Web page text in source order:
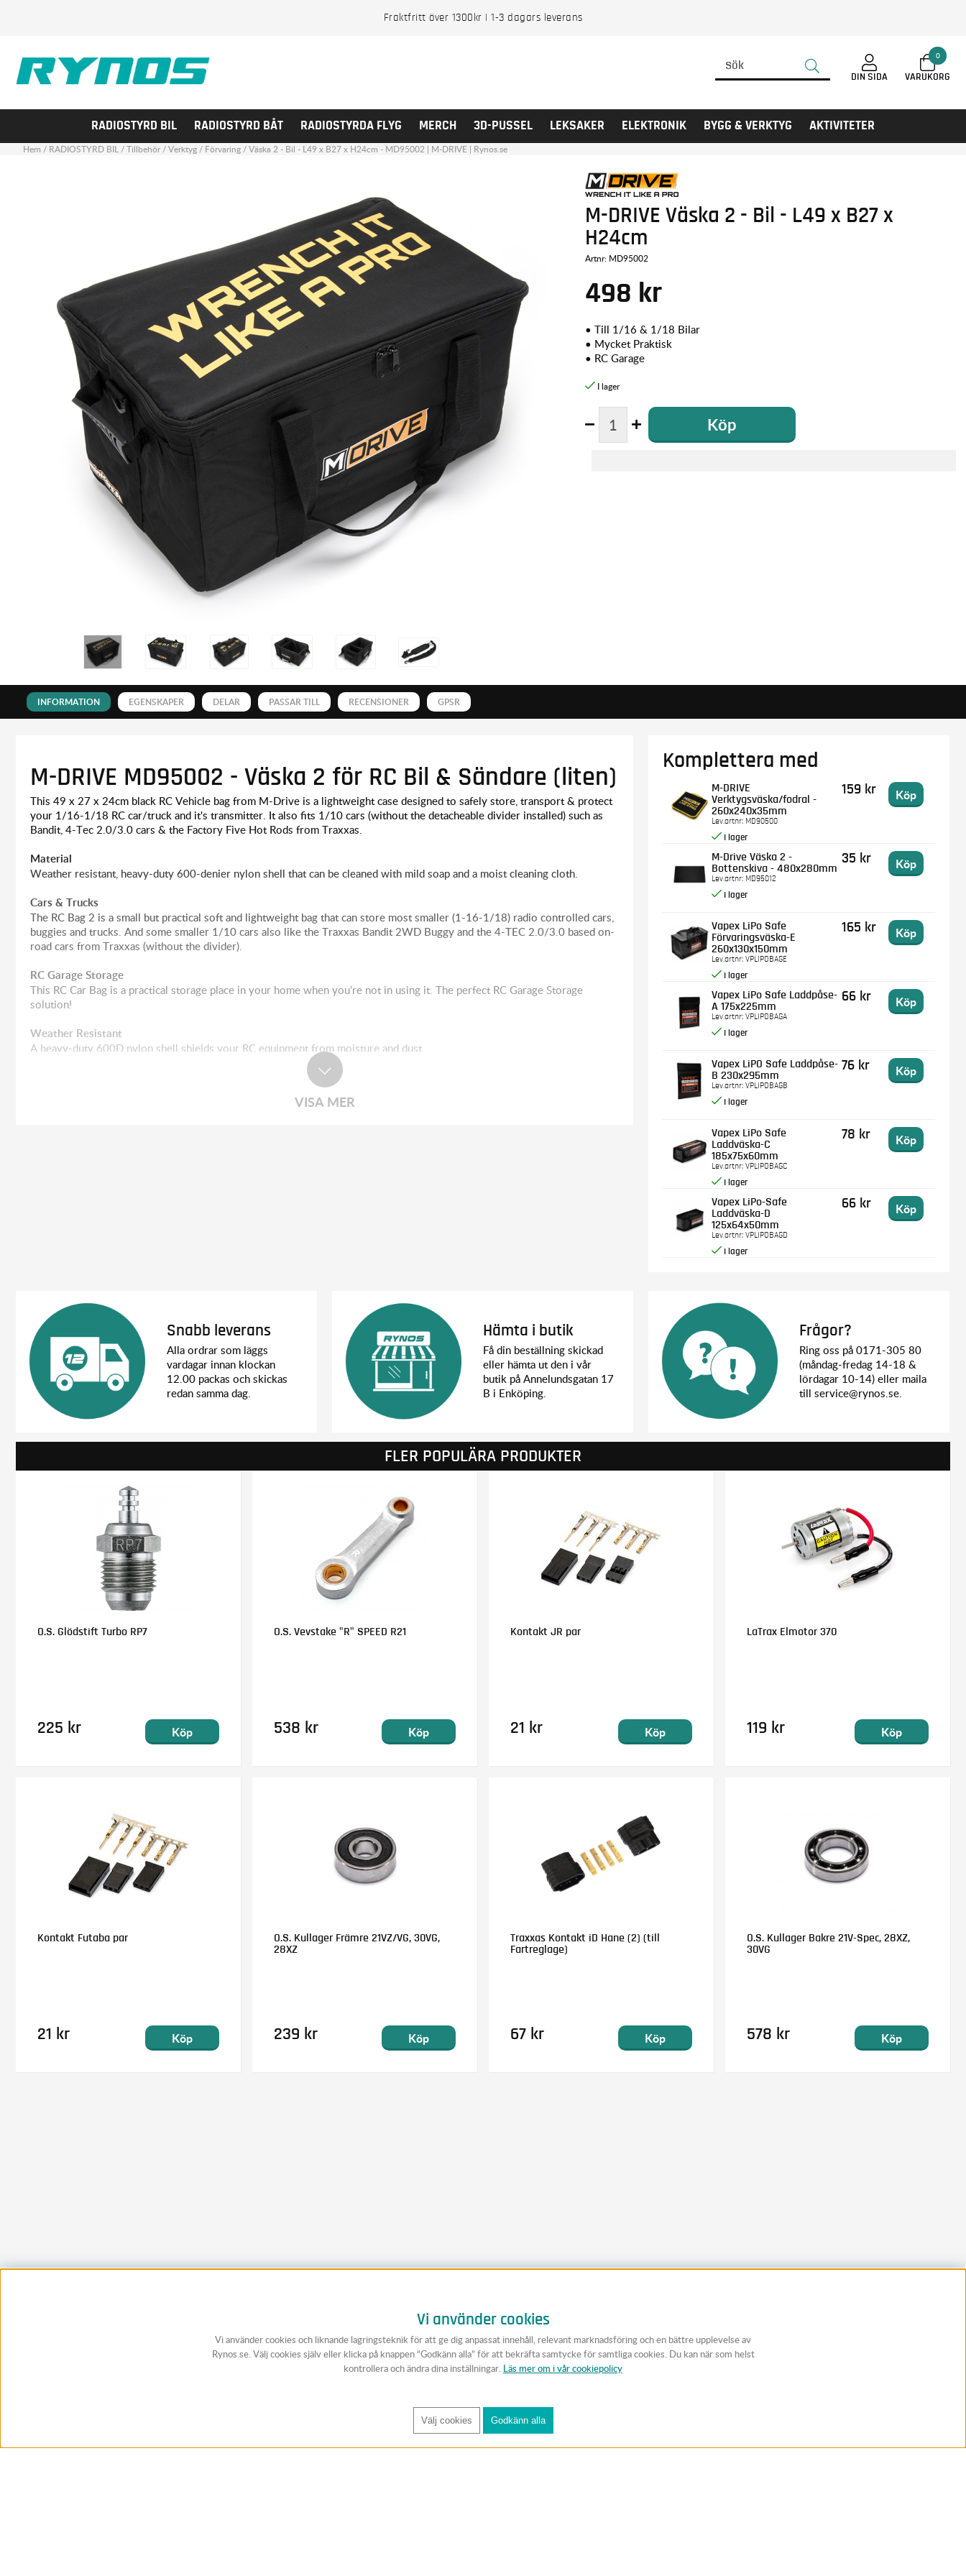
Fraktfritt över 1300kr | 1-3 dagars leverans
0
DIN SIDA
RADIOSTYRD BIL RADIOSTYRD BÅT RADIOSTYRDA FLYG MERCH 3D-PUSSEL LEKSAKER ELEKTRONIK BYGG & VERKTYG AKTIVITETER
Hem / RADIOSTYRD BIL/Tillbehör/Verktyg/ Förvaring/Väska 2 - Bil - L49 x B27 x H24cm - MD95002 | M-DRIVE | Rynos.se
M-DRIVE Väska 2 - Bil - L49 x B27 x
H24cm
Artnr: MD95002
498 kr
• Till 1/16 & 1/18 Bilar
• Mycket Praktisk
• RC Garage
Köp
INFORMATION EGENSKAPER DELAR PASSAR TILL RECENSIONER GPSR
M-DRIVE MD95002 - Väska 2 för RC Bil & Sändare (liten)
This 49 x 27 x 24cm black RC Vehicle bag from M-Drive is a lightweight case designed to safely store, transport & protect
your 1/16-1/18 RC car/truck and it's transmitter. It also fits 1/10 cars (without the detacheable divider installed) such as
Bandit, 4-Tec 2.0/3.0 cars & the Factory Five Hot Rods from Traxxas.
Material
Weather resistant, heavy-duty 600-denier nylon shell that can be cleaned with mild soap and a moist cleaning cloth.
Cars & Trucks
The RC Bag 2 is a small but practical soft and lightweight bag that can store most smaller (1-16-1/18) radio controlled cars,
buggies and trucks. And some smaller 1/10 cars also like the Traxxas Bandit 2WD Buggy and the 4-TEC 2.0/3.0 based on-
road cars from Traxxas (without the divider).
RC Garage Storage
This RC Car Bag is a practical storage place in your home when you’re not in using it. The perfect RC Garage Storage
solution!
Weather Resistant
A heavy-duty 600D nylon shell shields your RC equipment from moisture and dust.
The removable, easily adjustable shoulder strap includes a cushioned shoulder pad for comfort.
Secondary area: 11.5 x 27 x 24cm
VISA MER
Komplettera med
M-DRIVE
Verktygsväska/fodral -
260x240x35mm
Lev.artnr: MD90500
159 kr Köp
M-Drive Väska 2 -
Bottenskiva - 480x280mm
Lev.artnr: MD95012
35 kr Köp
Vapex LiPo Safe
Förvaringsväska-E
260x130x150mm
Lev.artnr: VPLIPOBAGE
165 kr Köp
Vapex LiPo Safe Laddpåse-
A 175x225mm
Lev.artnr: VPLIPOBAGA
66 kr Köp
Vapex LiPO Safe Laddpåse-
B 230x295mm
Lev.artnr: VPLIPOBAGB
76 kr Köp
Vapex LiPo Safe
Laddväska-C
185x75x60mm
Lev.artnr: VPLIPOBAGC
78 kr Köp
Vapex LiPo-Safe
Laddväska-D
125x64x50mm
Lev.artnr: VPLIPOBAGD
66 kr Köp
Snabb leverans
Alla ordrar som läggs
vardagar innan klockan
12.00 packas och skickas
redan samma dag.
Hämta i butik
Få din beställning skickad
eller hämta ut den i vår
butik på Annelundsgatan 17
B i Enköping.
Frågor?
Ring oss på 0171-305 80
(måndag-fredag 14-18 &
lördagar 10-14) eller maila
till service@rynos.se.
FLER POPULÄRA PRODUKTER
O.S. Glödstift Turbo RP7
225 kr Köp
O.S. Vevstake "R" SPEED R21
538 kr Köp
Kontakt JR par
21 kr Köp
LaTrax Elmotor 370
119 kr Köp
Kontakt Futaba par
21 kr Köp
O.S. Kullager Främre 21VZ/VG, 30VG,
28XZ
239 kr Köp
Traxxas Kontakt iD Hane (2) (till
Fartreglage)
67 kr Köp
O.S. Kullager Bakre 21V-Spec, 28XZ,
30VG
578 kr Köp
Vi använder cookies
Vi använder cookies och liknande lagringsteknik för att ge dig anpassat innehåll, relevant marknadsföring och en bättre upplevelse av
Rynos.se. Välj cookies själv eller klicka på knappen “Godkänn alla” för att bekräfta samtycke för samtliga cookies. Du kan när som helst
kontrollera och ändra dina inställningar. Läs mer om i vår cookiepolicy
Välj cookies Godkänn alla